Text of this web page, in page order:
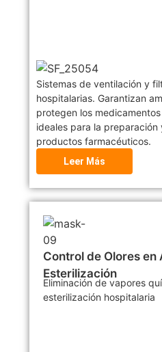
Sistemas de ventilación y
hospitalarias. Garantizan
protegen los
ideales para la preparación
productos farmacéuticos.
Leer Más
Control de Olores en
Esterilización
Eliminación de vapores
esterilización hospitalaria